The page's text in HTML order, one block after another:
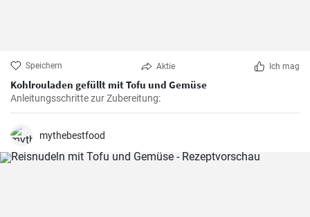
Speichern Aktie Ich mag
Kohlrouladen gefüllt mit Tofu und Gemüse
Anleitungsschritte zur Zubereitung:
mythebestfood